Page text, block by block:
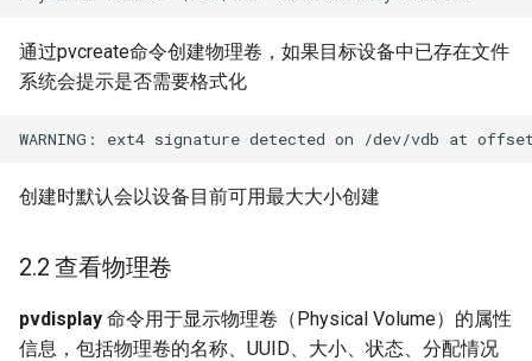
3.4.2 缩减
3.5 删除卷组
4.1 创建逻辑卷
4.2 查看逻辑卷
4.3 拓展逻辑卷
用户态coredump
ftrace
eBPF及工具bcc和bpftrace
通过pvcreate命令创建物理卷，如果目标设备中已存在文件
系统会提示是否需要格式化
创建时默认会以设备目前可用最大大小创建
2.2 查看物理卷
pvdisplay 命令用于显示物理卷（Physical Volume）的属性
信息，包括物理卷的名称、UUID、大小、状态、分配情况